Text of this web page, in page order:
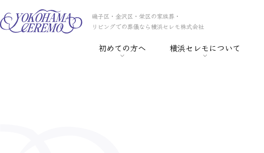
磯子区・金沢区・栄区の家族葬・
リビングでの葬儀なら横浜セレモ株式会社
初めての方へ 横浜セレモについて